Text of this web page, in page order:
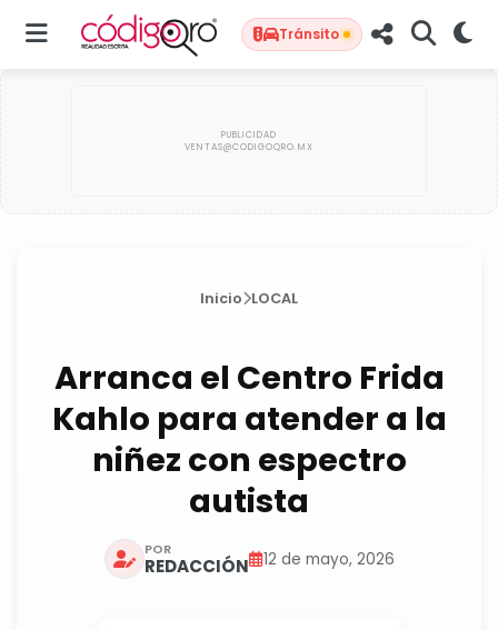
Tránsito
Inicio LOCAL
Arranca el Centro Frida
Kahlo para atender a la
niñez con espectro
autista
POR
REDACCIÓN 12 de mayo, 2026